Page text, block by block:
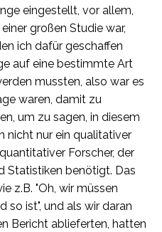
eingestellt, vor allem,
großen Studie war,
ich dafür geschaffen
auf eine bestimmte Art
mussten, also war es
waren, damit zu
um zu sagen, in diesem
nicht nur ein qualitativer
Forscher, der
Statistiken benötigt. Das
z.B. "Oh, wir müssen
so ist", und als wir daran
Bericht ablieferten, hatten